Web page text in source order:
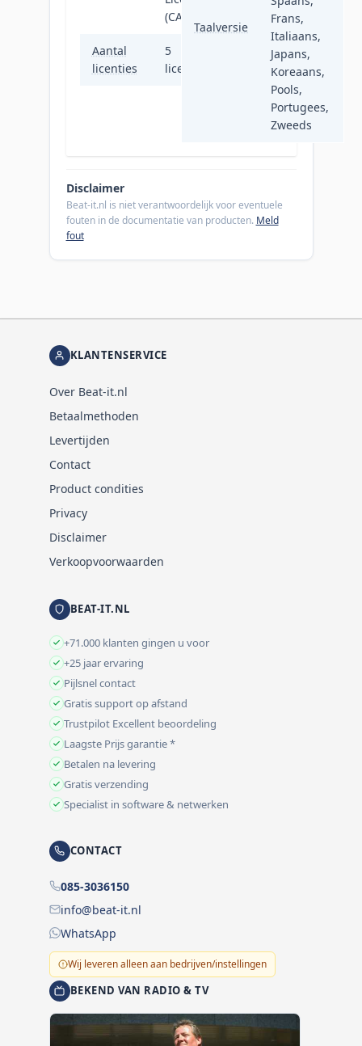
(CAL)
Aantal
licenties
5
licentie(s)
Taalversie
Frans,
Italiaans,
Japans,
Koreaans,
Pools,
Portugees,
Zweeds
Disclaimer
Beat-it.nl is niet verantwoordelijk voor eventuele
fouten in de documentatie van producten. Meld
fout
KLANTENSERVICE
Over Beat-it.nl
Betaalmethoden
Levertijden
Contact
Product condities
Privacy
Disclaimer
Verkoopvoorwaarden
BEAT-IT.NL
+71.000 klanten gingen u voor
+25 jaar ervaring
Pijlsnel contact
Gratis support op afstand
Trustpilot Excellent beoordeling
Laagste Prijs garantie *
Betalen na levering
Gratis verzending
Specialist in software & netwerken
CONTACT
085-3036150
info@beat-it.nl
WhatsApp
Wij leveren alleen aan bedrijven/instellingen
BEKEND VAN RADIO & TV